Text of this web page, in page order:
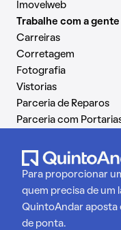
Imovelweb
Trabalhe com a gente
Carreiras
Corretagem
Fotografia
Vistorias
Parceria de Reparos
Parceria com
Para proporcionar
quem precisa de um
QuintoAndar aposta
de ponta.